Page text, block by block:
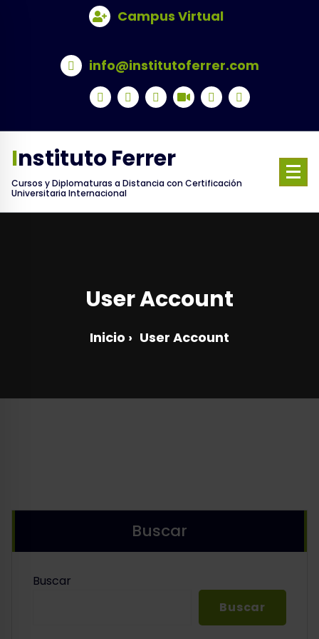
Campus Virtual
info@institutoferrer.com
Instituto Ferrer
Cursos y Diplomaturas a Distancia con Certificación
Universitaria Internacional
User Account
Inicio › User Account
Buscar
Buscar
Buscar